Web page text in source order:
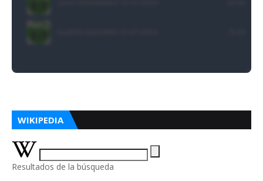
WIKIPEDIA
Resultados de la búsqueda